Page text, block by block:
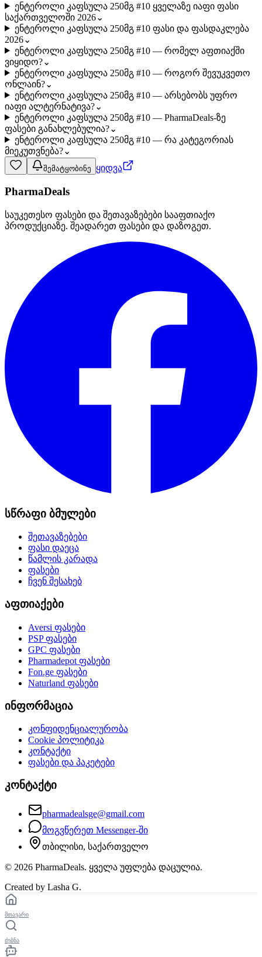
ენტეროლი კაფსულა 250მგ #10 ყველაზე იაფი ფასი
საქართველოში 2026⌄
ენტეროლი კაფსულა 250მგ #10 ფასი და ფასდაკლება
2026⌄
ენტეროლი კაფსულა 250მგ #10 — რომელ აფთიაქში
ვიყიდო?⌄
ენტეროლი კაფსულა 250მგ #10 — როგორ შევუკვეთო
ონლაინ?⌄
ენტეროლი კაფსულა 250მგ #10 — არსებობს უფრო
იაფი ალტერნატივა?⌄
ენტეროლი კაფსულა 250მგ #10 — PharmaDeals-ზე
ფასები განახლებულია?⌄
ენტეროლი კაფსულა 250მგ #10 — რა კატეგორიას
მიეკუთვნება?⌄
შემატყობინე ყიდვა
PharmaDeals
საუკეთესო ფასები და შეთავაზებები სააფთიაქო
პროდუქციაზე. შეადარეთ ფასები და დაზოგეთ.
სწრაფი ბმულები
შეთავაზებები
ფასი დაეცა
წამლის კარადა
ფასები
ჩვენ შესახებ
აფთიაქები
Aversi ფასები
PSPფასები
GPC ფასები
Pharmadepot ფასები
Fon.ge ფასები
Naturland ფასები
ინფორმაცია
კონფიდენციალურობა
Cookie პოლიტიკა
კონტაქტი
ფასები და პაკეტები
კონტაქტი
pharmadealsge@gmail.com
მოგვწერეთ Messenger-ში
თბილისი, საქართველო
© 2026 PharmaDeals. ყველა უფლება დაცულია.
Created by Lasha G.
მთავარი
ძებნა